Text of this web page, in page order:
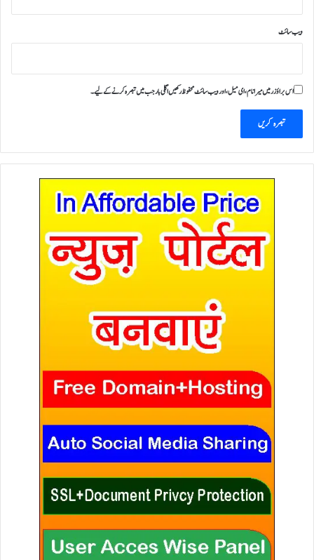
ویب‌ سائٹ
اس براؤزر میں میرا نام، ای میل، اور ویب سائٹ محفوظ رکھیں اگلی بار جب میں تبصرہ کرنے کےلیے۔